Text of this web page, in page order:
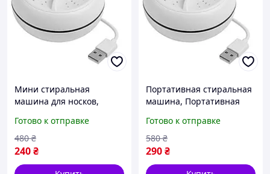
Мини стиральная
машина для носков,
стиральная машина
Малогабаритная GN-14
Готово к отправке
240₴
480 ₴
Портативная стиральная
машина, Портативная
стиральная машина для
дачи LD-61
Готово к отправке
290₴
580 ₴